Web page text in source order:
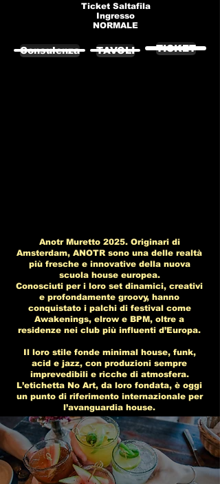
Ticket Saltafila
Ingresso
NORMALE
Consulenza TAVOLI TICKET
Anotr Muretto 2025. Originari di
Amsterdam, ANOTR sono una delle realtà
più fresche e innovative della nuova
scuola house europea.
Conosciuti per i loro set dinamici, creativi
e profondamente groovy, hanno
conquistato i palchi di festival come
Awakenings, elrow e BPM, oltre a
residenze nei club più influenti d’Europa.
Il loro stile fonde minimal house, funk,
acid e jazz, con produzioni sempre
imprevedibili e ricche di atmosfera.
L’etichetta No Art, da loro fondata, è oggi
un punto di riferimento internazionale per
l’avanguardia house.